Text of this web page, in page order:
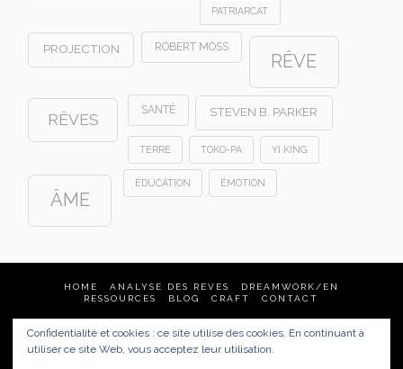
PATRIARCAT
PROJECTION ROBERT MOSS
RÊVE
RÊVES
SANTÉ STEVEN B. PARKER
TERRE TOKO-PA YI KING
ÂME
ÉDUCATION ÉMOTION
HOME ANALYSE DES REVES
DREAMWORK/EN
RESSOURCES
BLOG CRAFT CONTACT
Analyse des rêves & Dream Tending
Confidentialité et cookies : ce site utilise des cookies. En continuant à
utiliser ce site Web, vous acceptez leur utilisation.